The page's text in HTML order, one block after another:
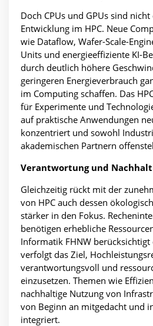
Doch CPUs und GPUs sind
Entwicklung im HPC. Neue
wie Dataflow, Wafer-Scale-
Units und energieeffiziente KI-
durch deutlich höhere
geringeren Energieverbrauch
im Computing schaffen. Das
für Experimente und
auf praktische Anwendungen
konzentriert und sowohl
akademischen Partnern
Verantwortung und
Gleichzeitig rückt mit der
von HPC auch dessen
stärker in den Fokus.
benötigen erhebliche
Informatik FHNW
verfolgt das Ziel,
verantwortungsvoll und
einzusetzen. Themen wie
nachhaltige Nutzung von
von Beginn an mitgedacht und
integriert.